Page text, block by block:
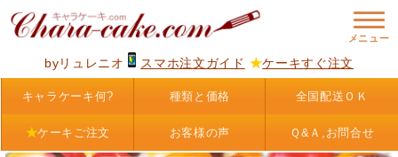
byリュレニオ スマホ注文ガイド ★ケーキすぐ注文
キャラケーキ何? 種類と価格 全国配送ＯＫ
★ケーキご注文 お客様の声 Ｑ&Ａ,お問合せ